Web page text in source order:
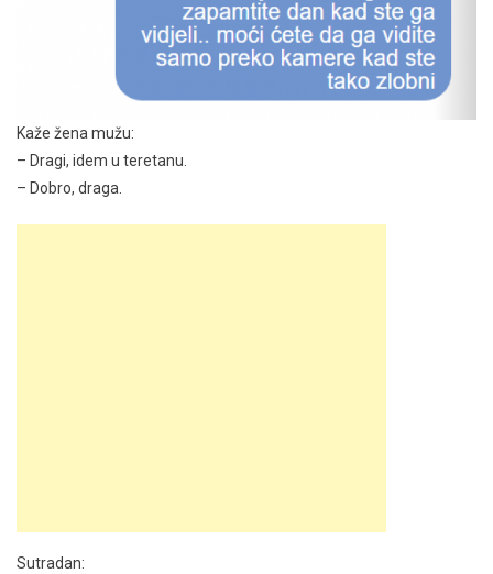
Kaže žena mužu:
– Dragi, idem u teretanu.
– Dobro, draga.
Sutradan: